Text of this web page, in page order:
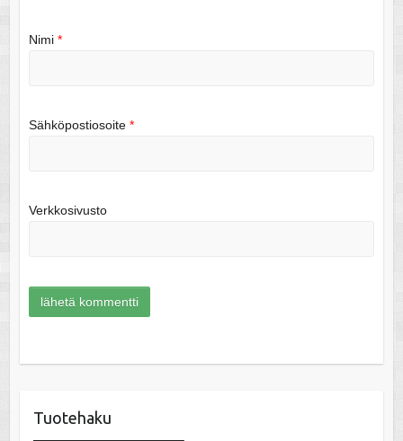
Nimi *
Sähköpostiosoite *
Verkkosivusto
Tuotehaku